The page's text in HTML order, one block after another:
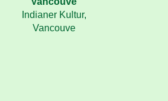
Indianer Kultur,
Vancouve